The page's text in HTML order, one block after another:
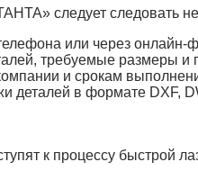
следует следовать
или через онлайн-
требуемые размеры и
и срокам
деталей в формате DXF,
к процессу быстрой